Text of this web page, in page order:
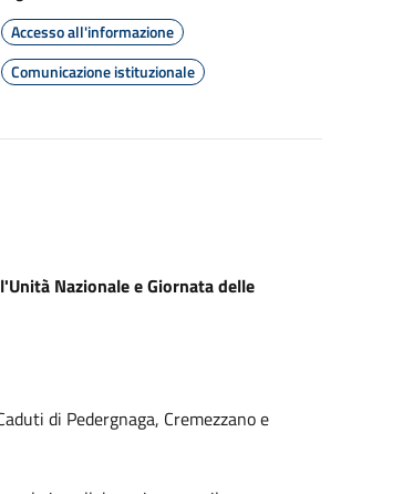
Accesso all'informazione
Comunicazione istituzionale
Nazionale e Giornata delle
di Pedergnaga, Cremezzano e